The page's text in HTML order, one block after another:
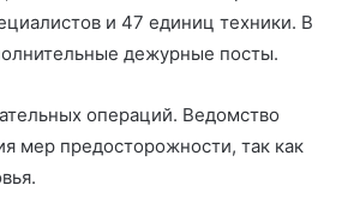
и 47 единиц техники. В
дежурные посты.
операций. Ведомство
мер предосторожности, так как